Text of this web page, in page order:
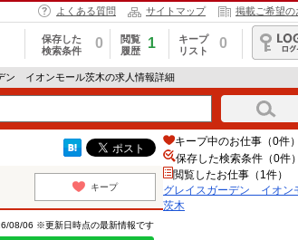
よくある質問 サイトマップ 掲載ご希望の
保存した
検索条件
0
閲覧
履歴
1
キープ
リスト
0
ログイン
ン イオンモール茨木の求人情報詳細
キープ
08/06 ※更新日時点の最新情報です
キープ中のお仕事（0件）
保存した検索条件（0件）
閲覧したお仕事（1件）
グレイスガーデン イオン
茨木